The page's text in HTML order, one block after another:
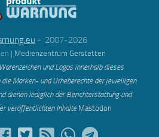
- 2007-2026
| Medienzentrum Gerstetten
und Logos innerhalb dieses
Marken- und Urheberechte der jeweiligen
dienen lediglich der Berichterstattung und
veröffentlichten Inhalte Mastodon